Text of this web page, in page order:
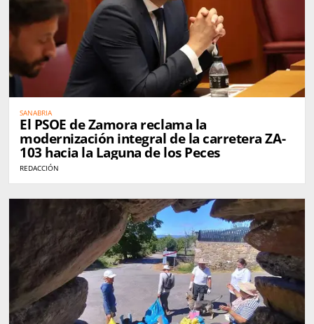
SANABRIA
El PSOE de Zamora reclama la
modernización integral de la carretera ZA-
103 hacia la Laguna de los Peces
REDACCIÓN